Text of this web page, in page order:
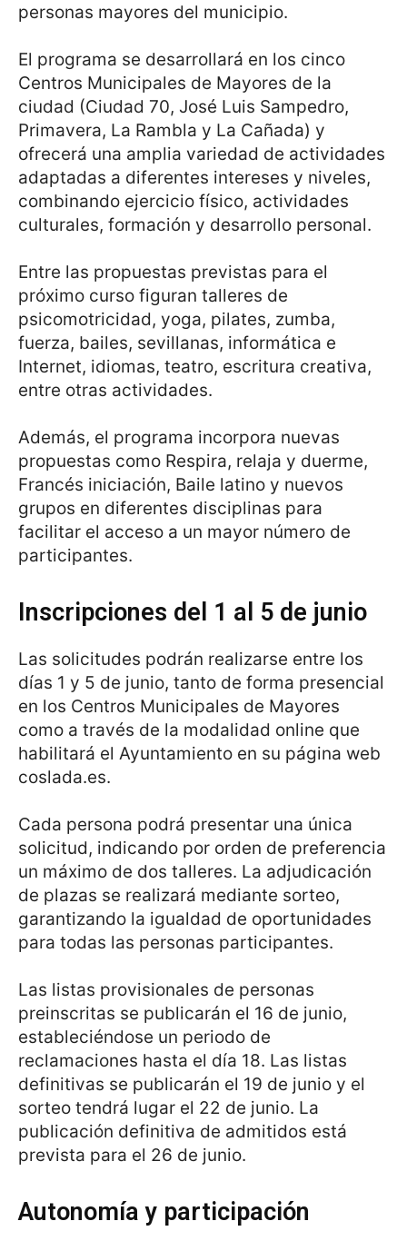
personas mayores del municipio.
El programa se desarrollará en los cinco
Centros Municipales de Mayores de la
ciudad (Ciudad 70, José Luis Sampedro,
Primavera, La Rambla y La Cañada) y
ofrecerá una amplia variedad de actividades
adaptadas a diferentes intereses y niveles,
combinando ejercicio físico, actividades
culturales, formación y desarrollo personal.
Entre las propuestas previstas para el
próximo curso figuran talleres de
psicomotricidad, yoga, pilates, zumba,
fuerza, bailes, sevillanas, informática e
Internet, idiomas, teatro, escritura creativa,
entre otras actividades.
Además, el programa incorpora nuevas
propuestas como Respira, relaja y duerme,
Francés iniciación, Baile latino y nuevos
grupos en diferentes disciplinas para
facilitar el acceso a un mayor número de
participantes.
Inscripciones del 1 al 5 de junio
Las solicitudes podrán realizarse entre los
días 1 y 5 de junio, tanto de forma presencial
en los Centros Municipales de Mayores
como a través de la modalidad online que
habilitará el Ayuntamiento en su página web
coslada.es.
Cada persona podrá presentar una única
solicitud, indicando por orden de preferencia
un máximo de dos talleres. La adjudicación
de plazas se realizará mediante sorteo,
garantizando la igualdad de oportunidades
para todas las personas participantes.
Las listas provisionales de personas
preinscritas se publicarán el 16 de junio,
estableciéndose un periodo de
reclamaciones hasta el día 18. Las listas
definitivas se publicarán el 19 de junio y el
sorteo tendrá lugar el 22 de junio. La
publicación definitiva de admitidos está
prevista para el 26 de junio.
Autonomía y participación